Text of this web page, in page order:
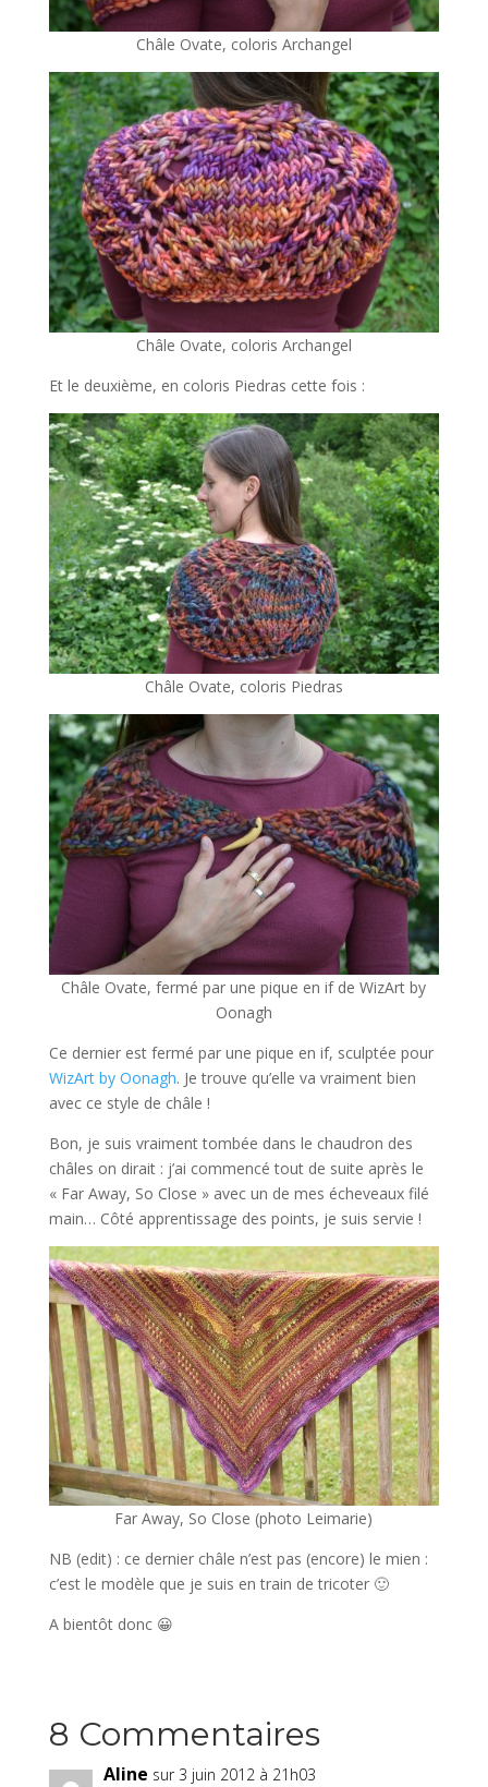
Châle Ovate, coloris Archangel
Châle Ovate, coloris Archangel
Et le deuxième, en coloris Piedras cette fois :
Châle Ovate, coloris Piedras
Châle Ovate, fermé par une pique en if de WizArt by
Oonagh
Ce dernier est fermé par une pique en if, sculptée pour
WizArt by Oonagh. Je trouve qu’elle va vraiment bien
avec ce style de châle !
Bon, je suis vraiment tombée dans le chaudron des
châles on dirait : j’ai commencé tout de suite après le
« Far Away, So Close » avec un de mes écheveaux filé
main… Côté apprentissage des points, je suis servie !
Far Away, So Close (photo Leimarie)
NB (edit) : ce dernier châle n’est pas (encore) le mien :
c’est le modèle que je suis en train de tricoter 🙂
A bientôt donc 😀
8 Commentaires
Aline sur 3 juin 2012 à 21h03